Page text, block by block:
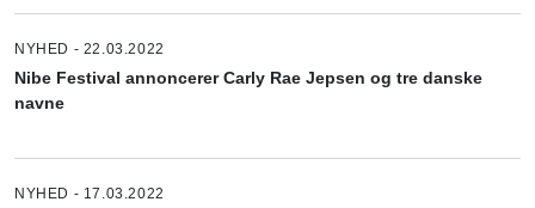
NYHED - 22.03.2022
Nibe Festival annoncerer Carly Rae Jepsen og tre danske
navne
NYHED - 17.03.2022